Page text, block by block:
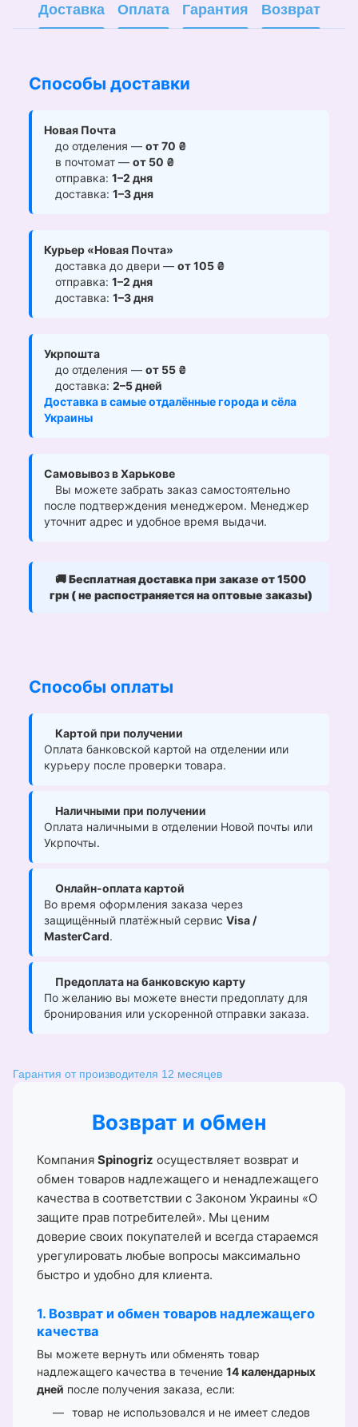
Доставка Оплата Гарантия Возврат
Способы доставки
Новая Почта
до отделения — от 70 ₴
в почтомат — от 50 ₴
отправка: 1–2 дня
доставка: 1–3 дня
Курьер «Новая Почта»
доставка до двери — от 105 ₴
отправка: 1–2 дня
доставка: 1–3 дня
Укрпошта
до отделения — от 55 ₴
доставка: 2–5 дней
Доставка в самые отдалённые города и сёла
Украины
Самовывоз в Харькове
Вы можете забрать заказ самостоятельно
после подтверждения менеджером. Менеджер
уточнит адрес и удобное время выдачи.
🚚Бесплатная доставка при заказе от 1500
грн ( не распостраняется на оптовые заказы)
Способы оплаты
Картой при получении
Оплата банковской картой на отделении или
курьеру после проверки товара.
Наличными при получении
Оплата наличными в отделении Новой почты или
Укрпочты.
Онлайн-оплата картой
Во время оформления заказа через
защищённый платёжный сервис Visa /
MasterCard.
Предоплата на банковскую карту
По желанию вы можете внести предоплату для
бронирования или ускоренной отправки заказа.
Гарантия от производителя 12 месяцев
Возврат и обмен
Компания Spinogriz осуществляет возврат и
обмен товаров надлежащего и ненадлежащего
качества в соответствии с Законом Украины «О
защите прав потребителей». Мы ценим
доверие своих покупателей и всегда стараемся
урегулировать любые вопросы максимально
быстро и удобно для клиента.
1. Возврат и обмен товаров надлежащего
качества
Вы можете вернуть или обменять товар
надлежащего качества в течение 14 календарных
дней после получения заказа, если:
товар не использовался и не имеет следов